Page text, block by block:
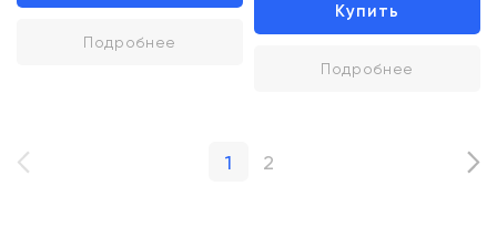
Подробнее
Купить
Подробнее
1 2